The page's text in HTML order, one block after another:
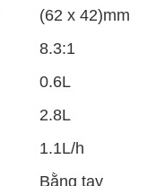
(62 x 42)mm
8.3:1
0.6L
2.8L
1.1L/h
Bằng tay